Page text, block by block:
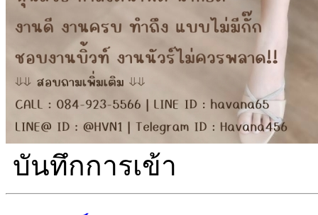
บันทึกการเข้า